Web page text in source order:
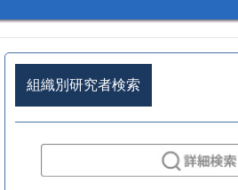
組織別研究者検索